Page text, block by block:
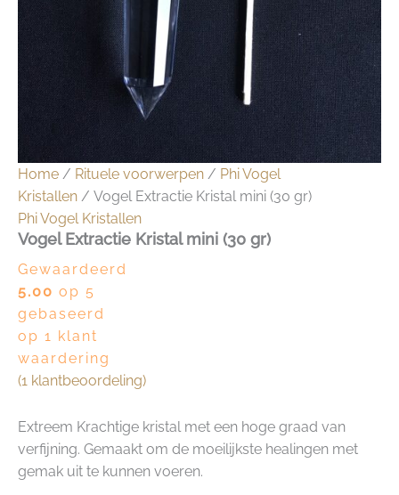
Home / Rituele voorwerpen / Phi Vogel
Kristallen / Vogel Extractie Kristal mini (30 gr)
Phi Vogel Kristallen
Vogel Extractie Kristal mini (30 gr)
Gewaardeerd
5.00 op 5
gebaseerd
op 1 klant
waardering
(1 klantbeoordeling)
Extreem Krachtige kristal met een hoge graad van
verfijning. Gemaakt om de moeilijkste healingen met
gemak uit te kunnen voeren.